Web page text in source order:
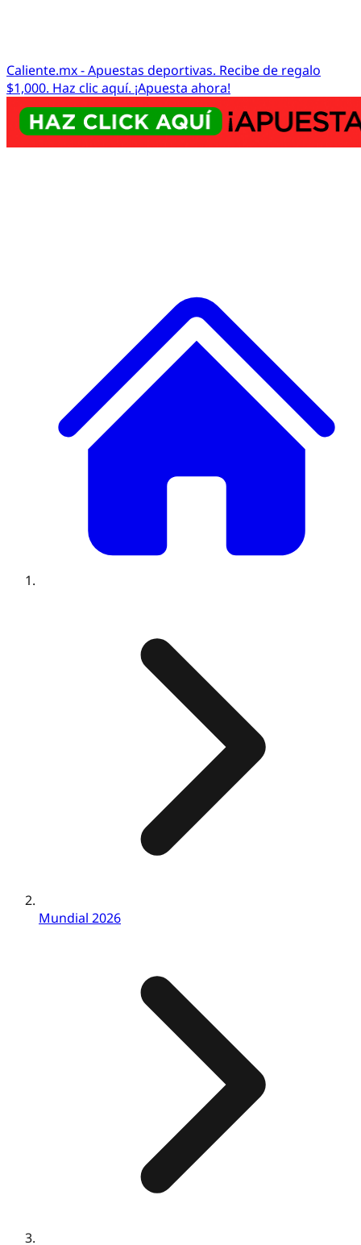
Caliente.mx - Apuestas deportivas. Recibe de regalo
$1,000. Haz clic aquí. ¡Apuesta ahora!
Mundial 2026